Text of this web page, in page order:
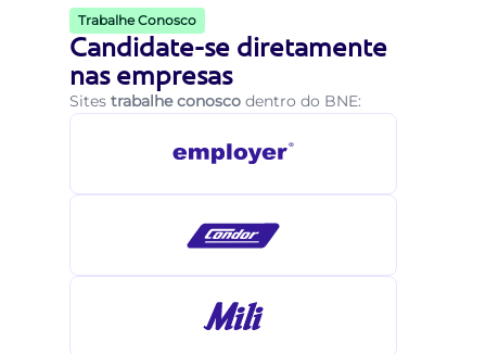
Trabalhe Conosco
Candidate-se diretamente
nas empresas
Sites trabalhe conosco dentro do BNE: